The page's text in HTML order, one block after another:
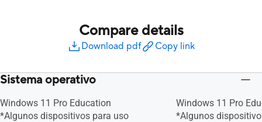
Compare details
Download pdf Copy link
Sistema operativo
Windows 11 Pro Education
*Algunos dispositivos para uso
Windows 11 Pro
*Algunos